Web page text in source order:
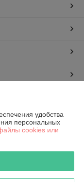
удобства
персональных
cookies или